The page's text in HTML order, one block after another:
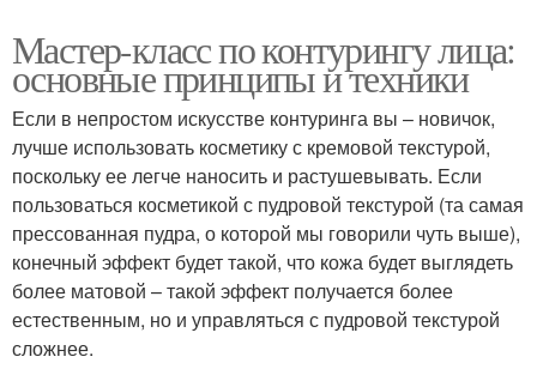
Мастер-класс по контурингу лица:
основные принципы и техники
Если в непростом искусстве контуринга вы – новичок,
лучше использовать косметику с кремовой текстурой,
поскольку ее легче наносить и растушевывать. Если
пользоваться косметикой с пудровой текстурой (та самая
прессованная пудра, о которой мы говорили чуть выше),
конечный эффект будет такой, что кожа будет выглядеть
более матовой – такой эффект получается более
естественным, но и управляться с пудровой текстурой
сложнее.